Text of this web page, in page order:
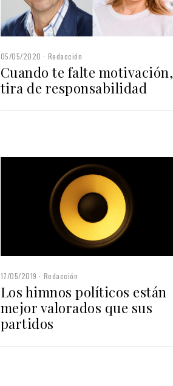
05/05/2020 Redacción
Cuando te falte motivación,
tira de responsabilidad
17/05/2019 Redacción
Los himnos políticos están
mejor valorados que sus
partidos